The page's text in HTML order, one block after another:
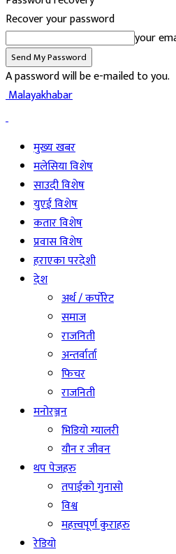
Recover your password
your
A password will be e-mailed to you.
Malayakhabar
मुख्य खबर
मलेसिया विशेष
साउदी विशेष
युएई विशेष
कतार विशेष
प्रवास विशेष
हराएका परदेशी
देश
अर्थ / कर्पोरेट
समाज
राजनिती
अन्तर्वार्ता
फिचर
राजनिती
मनोरञ्जन
भिडियो ग्यालरी
यौन र जीवन
थप पेजहरु
तपाईको गुनासो
विश्व
महत्त्वपूर्ण कुराहरु
रेडियो